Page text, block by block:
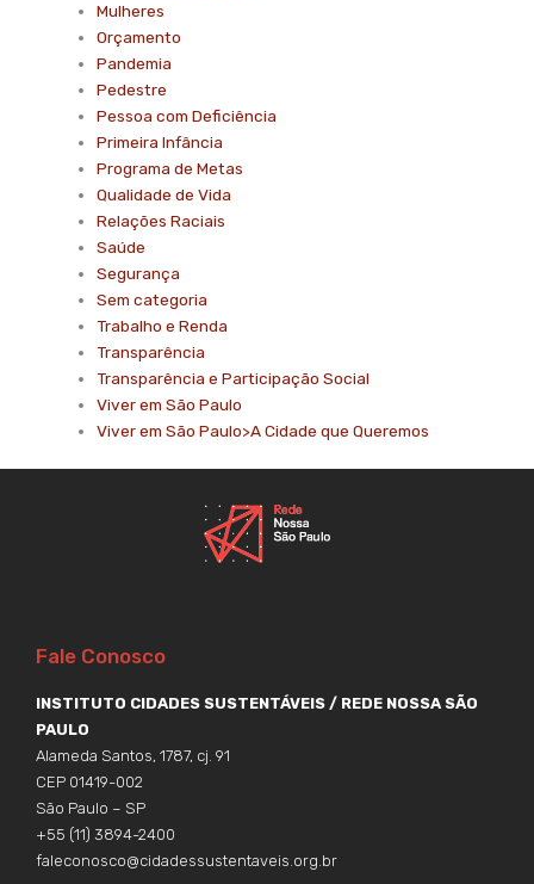
Mulheres
Orçamento
Pandemia
Pedestre
Pessoa com Deficiência
Primeira Infância
Programa de Metas
Qualidade de Vida
Relações Raciais
Saúde
Segurança
Sem categoria
Trabalho e Renda
Transparência
Transparência e Participação Social
Viver em São Paulo
Viver em São Paulo>A Cidade que Queremos
Fale Conosco
INSTITUTO CIDADES SUSTENTÁVEIS / REDE NOSSA SÃO
PAULO
Alameda Santos, 1787, cj. 91
CEP 01419-002
São Paulo – SP
+55 (11) 3894-2400
faleconosco@cidadessustentaveis.org.br